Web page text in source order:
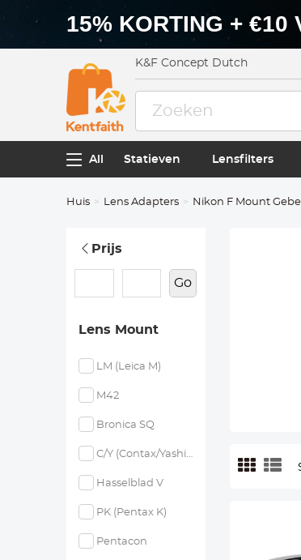
15% KORTING + €10
K&F Concept Dutch
All Statieven Lensfilters
Huis Lens Adapters Nikon F Mount
Prijs
Go
Lens Mount
LM (Leica M)
M42
Bronica SQ
C/Y (Contax/Yashica)
Hasselblad V
PK (Pentax K)
Pentacon